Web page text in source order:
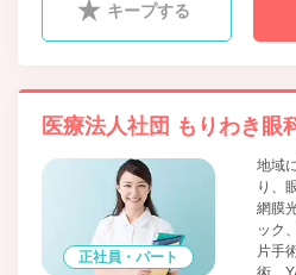
キープする
医療法人社団 もりわき眼
正社員・パート
地域
り、
網膜
ック
片手